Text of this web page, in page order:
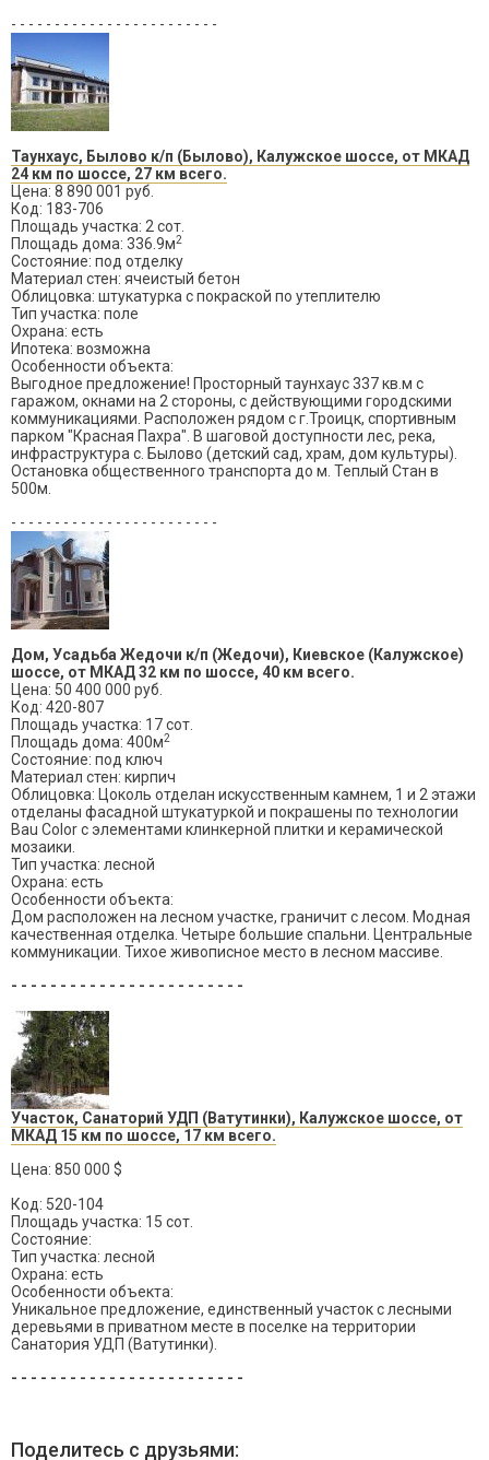
- - - - - - - - - - - - - - - - - - - - - - - -
Таунхаус, Былово к/п (Былово), Калужское шоссе, от МКАД
24 км по шоссе, 27 км всего.
Цена: 8 890 001 руб.
Код: 183-706
Площадь участка: 2 сот.
Площадь дома: 336.9м2
Состояние: под отделку
Материал стен: ячеистый бетон
Облицовка: штукатурка с покраской по утеплителю
Тип участка: поле
Охрана: есть
Ипотека: возможна
Особенности объекта:
Выгодное предложение! Просторный таунхаус 337 кв.м с
гаражом, окнами на 2 стороны, с действующими городскими
коммуникациями. Расположен рядом с г.Троицк, спортивным
парком "Красная Пахра". В шаговой доступности лес, река,
инфраструктура с. Былово (детский сад, храм, дом культуры).
Остановка общественного транспорта до м. Теплый Стан в
500м.
- - - - - - - - - - - - - - - - - - - - - - - -
Дом, Усадьба Жедочи к/п (Жедочи), Киевское (Калужское)
шоссе, от МКАД 32 км по шоссе, 40 км всего.
Цена: 50 400 000 руб.
Код: 420-807
Площадь участка: 17 сот.
Площадь дома: 400м2
Состояние: под ключ
Материал стен: кирпич
Облицовка: Цоколь отделан искусственным камнем, 1 и 2 этажи
отделаны фасадной штукатуркой и покрашены по технологии
Bau Color с элементами клинкерной плитки и керамической
мозаики.
Тип участка: лесной
Охрана: есть
Особенности объекта:
Дом расположен на лесном участке, граничит с лесом. Модная
качественная отделка. Четыре большие спальни. Центральные
коммуникации. Тихое живописное место в лесном массиве.
- - - - - - - - - - - - - - - - - - - - - - - -
Участок, Санаторий УДП (Ватутинки), Калужское шоссе, от
МКАД 15 км по шоссе, 17 км всего.
Цена: 850 000 $
Код: 520-104
Площадь участка: 15 сот.
Состояние:
Тип участка: лесной
Охрана: есть
Особенности объекта:
Уникальное предложение, единственный участок с лесными
деревьями в приватном месте в поселке на территории
Санатория УДП (Ватутинки).
- - - - - - - - - - - - - - - - - - - - - - - -
Поделитесь с друзьями: